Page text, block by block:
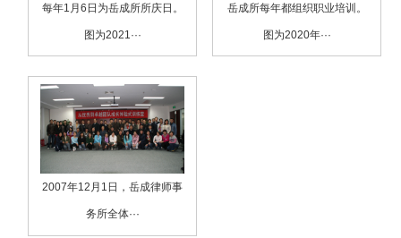
每年1月6日为岳成所所庆日。
图为2021···
岳成所每年都组织职业培训。
图为2020年···
2007年12月1日，岳成律师事
务所全体···